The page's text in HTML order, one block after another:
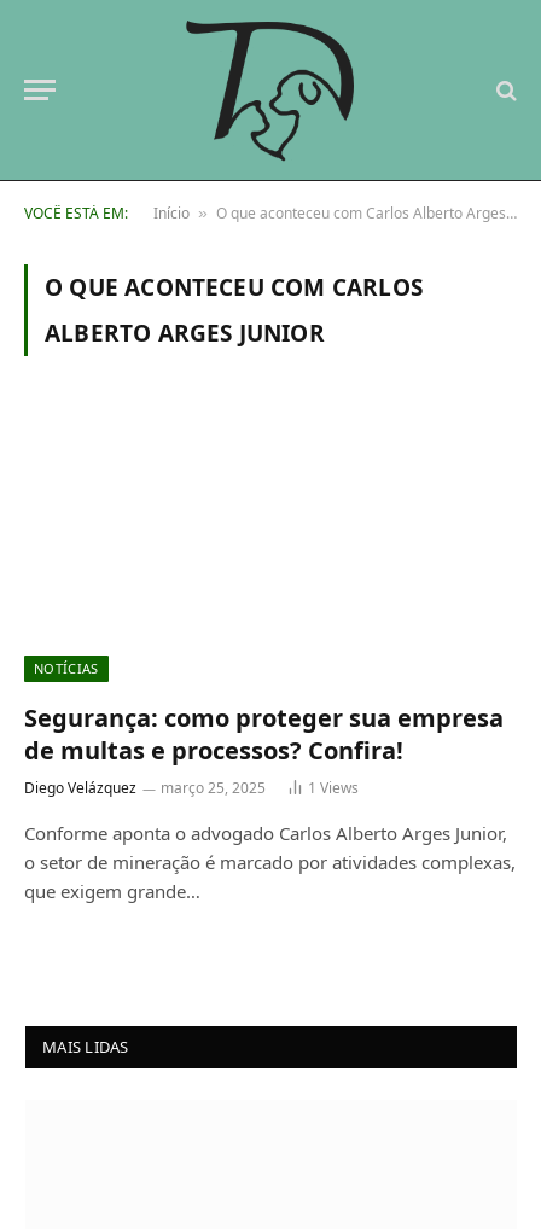
VOCÊ ESTÁ EM: Início » O que aconteceu com Carlos Alberto Arges Junior
O QUE ACONTECEU COM CARLOS
ALBERTO ARGES JUNIOR
NOTÍCIAS
Segurança: como proteger sua empresa
de multas e processos? Confira!
Diego Velázquez março 25, 2025 1 Views
Conforme aponta o advogado Carlos Alberto Arges Junior,
o setor de mineração é marcado por atividades complexas,
que exigem grande…
MAIS LIDAS